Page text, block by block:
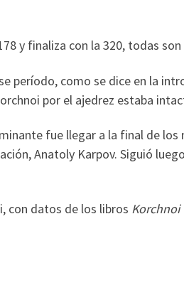
y finaliza con la 320, todas
período, como se dice en la
por el ajedrez estaba
fue llegar a la final de
Anatoly Karpov. Siguió
con datos de los libros Korchnoi